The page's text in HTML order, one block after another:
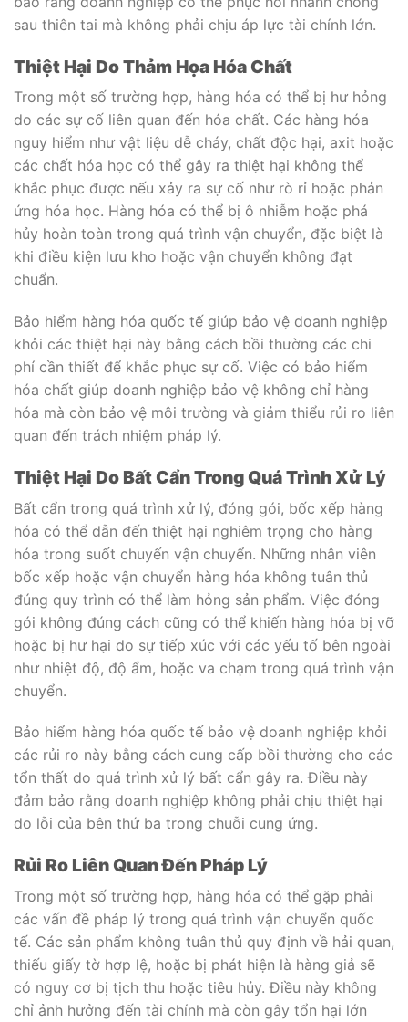
sau thiên tai mà không phải chịu áp lực tài chính lớn.
Thiệt Hại Do Thảm Họa Hóa Chất
Trong một số trường hợp, hàng hóa có thể bị hư hỏng
do các sự cố liên quan đến hóa chất. Các hàng hóa
nguy hiểm như vật liệu dễ cháy, chất độc hại, axit hoặc
các chất hóa học có thể gây ra thiệt hại không thể
khắc phục được nếu xảy ra sự cố như rò rỉ hoặc phản
ứng hóa học. Hàng hóa có thể bị ô nhiễm hoặc phá
hủy hoàn toàn trong quá trình vận chuyển, đặc biệt là
khi điều kiện lưu kho hoặc vận chuyển không đạt
chuẩn.
Bảo hiểm hàng hóa quốc tế giúp bảo vệ doanh nghiệp
khỏi các thiệt hại này bằng cách bồi thường các chi
phí cần thiết để khắc phục sự cố. Việc có bảo hiểm
hóa chất giúp doanh nghiệp bảo vệ không chỉ hàng
hóa mà còn bảo vệ môi trường và giảm thiểu rủi ro liên
quan đến trách nhiệm pháp lý.
Thiệt Hại Do Bất Cẩn Trong Quá Trình Xử Lý
Bất cẩn trong quá trình xử lý, đóng gói, bốc xếp hàng
hóa có thể dẫn đến thiệt hại nghiêm trọng cho hàng
hóa trong suốt chuyến vận chuyển. Những nhân viên
bốc xếp hoặc vận chuyển hàng hóa không tuân thủ
đúng quy trình có thể làm hỏng sản phẩm. Việc đóng
gói không đúng cách cũng có thể khiến hàng hóa bị vỡ
hoặc bị hư hại do sự tiếp xúc với các yếu tố bên ngoài
như nhiệt độ, độ ẩm, hoặc va chạm trong quá trình vận
chuyển.
Bảo hiểm hàng hóa quốc tế bảo vệ doanh nghiệp khỏi
các rủi ro này bằng cách cung cấp bồi thường cho các
tổn thất do quá trình xử lý bất cẩn gây ra. Điều này
đảm bảo rằng doanh nghiệp không phải chịu thiệt hại
do lỗi của bên thứ ba trong chuỗi cung ứng.
Rủi Ro Liên Quan Đến Pháp Lý
Trong một số trường hợp, hàng hóa có thể gặp phải
các vấn đề pháp lý trong quá trình vận chuyển quốc
tế. Các sản phẩm không tuân thủ quy định về hải quan,
thiếu giấy tờ hợp lệ, hoặc bị phát hiện là hàng giả sẽ
có nguy cơ bị tịch thu hoặc tiêu hủy. Điều này không
chỉ ảnh hưởng đến tài chính mà còn gây tổn hại lớn